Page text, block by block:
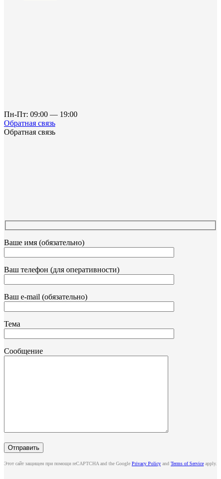
Пн-Пт: 09:00 — 19:00
Обратная связь
Обратная связь
Ваше имя (обязательно)
Ваш телефон (для оперативности)
Ваш e-mail (обязательно)
Тема
Сообщение
Этот сайт защищен при помощи reCAPTCHA and the Google Privacy Policy and Terms of Service apply.